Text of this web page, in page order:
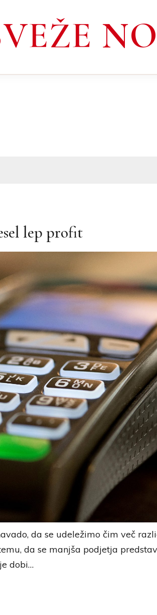
lep profit
da se udeležimo čim več
da se manjša podjetja
dobi…